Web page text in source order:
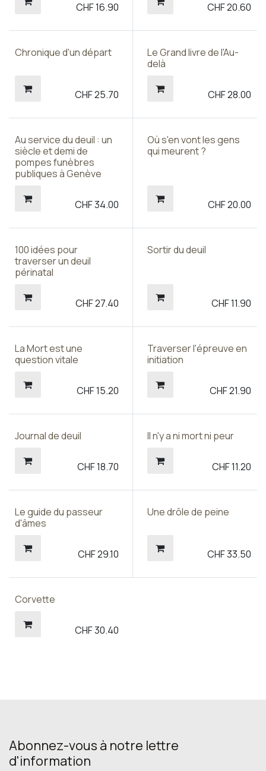
CHF16.90 CHF20.60
Chronique d'un départ
CHF25.70
Le Grand livre de l'Au-
delà
CHF28.00
Au service du deuil : un
siècle et demi de
pompes funèbres
publiques à Genève
CHF34.00
Où s'en vont les gens
qui meurent ?
CHF20.00
100 idées pour
traverser un deuil
périnatal
CHF27.40
Sortir du deuil
CHF11.90
La Mort est une
question vitale
CHF15.20
Traverser l'épreuve en
initiation
CHF21.90
Journal de deuil
CHF18.70
Il n'y a ni mort ni peur
CHF11.20
Le guide du passeur
d'âmes
CHF29.10
Une drôle de peine
CHF33.50
Corvette
CHF30.40
Abonnez-vous à notre lettre
d'information